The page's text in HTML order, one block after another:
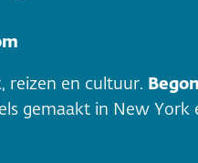
reizen en cultuur.
gemaakt in New York